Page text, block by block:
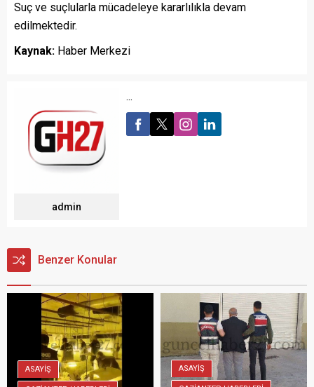
Suç ve suçlularla mücadeleye kararlılıkla devam
edilmektedir.
Kaynak: Haber Merkezi
admin
...
Benzer Konular
ASAYİŞ ASAYİŞ